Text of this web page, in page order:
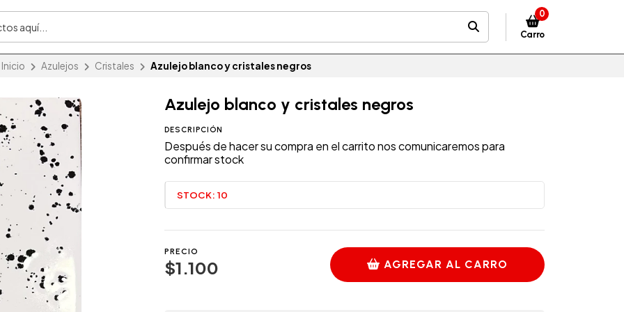
0
Carro
Inicio Azulejos Cristales Azulejo blanco y cristales negros
Azulejo blanco y cristales negros
DESCRIPCIÓN
Después de hacer su compra en el carrito nos comunicaremos para
confirmar stock
STOCK: 10
PRECIO
$1.100 AGREGAR AL CARRO